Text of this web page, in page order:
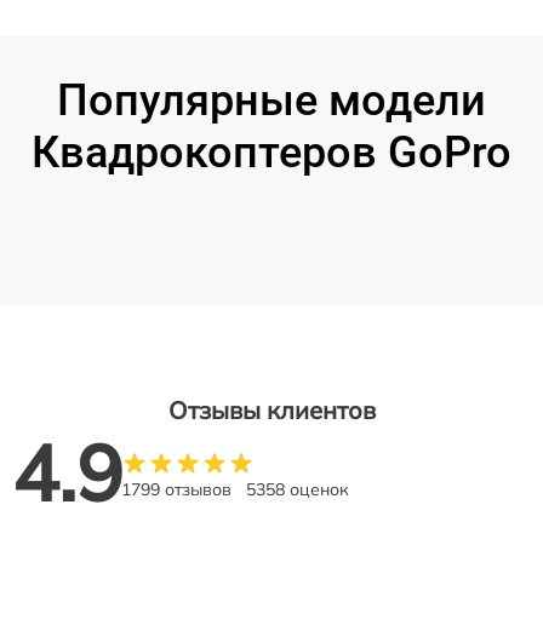
Популярные модели
Квадрокоптеров GoPro
Отзывы клиентов
4.91799 отзывов 5358 оценок